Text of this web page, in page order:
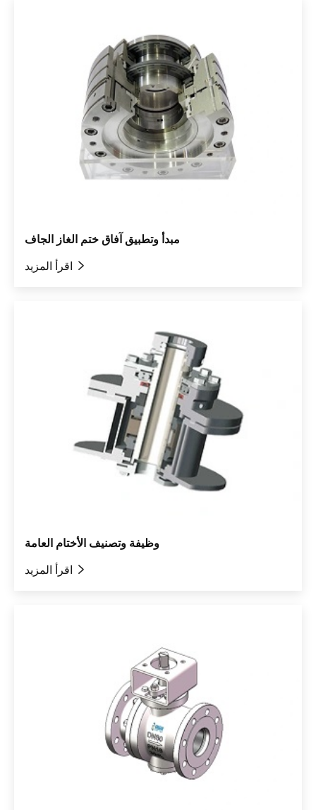
مبدأ وتطبيق آفاق ختم الغاز الجاف

وظيفة وتصنيف الأختام العامة
